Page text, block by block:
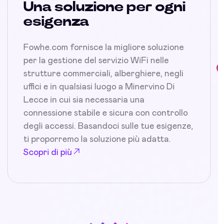
Una soluzione per ogni
esigenza
Fowhe.com fornisce la migliore soluzione
per la gestione del servizio WiFi nelle
strutture commerciali, alberghiere, negli
uffici e in qualsiasi luogo a Minervino Di
Lecce in cui sia necessaria una
connessione stabile e sicura con controllo
degli accessi. Basandoci sulle tue esigenze,
ti proporremo la soluzione più adatta.
Scopri di più